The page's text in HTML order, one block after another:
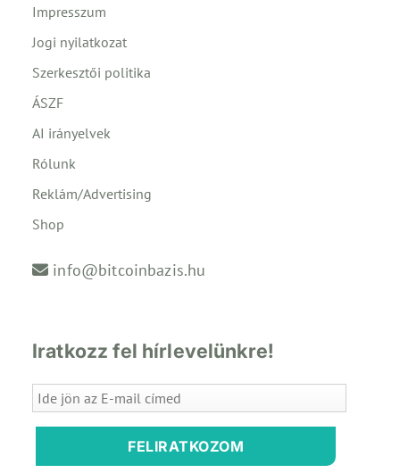
Impresszum
Jogi nyilatkozat
Szerkesztői politika
ÁSZF
AI irányelvek
Rólunk
Reklám/Advertising
Shop
info@bitcoinbazis.hu
Iratkozz fel hírlevelünkre!
FELIRATKOZOM